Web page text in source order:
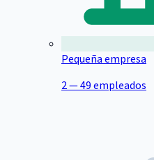
Pequeña empresa
2 — 49 empleados